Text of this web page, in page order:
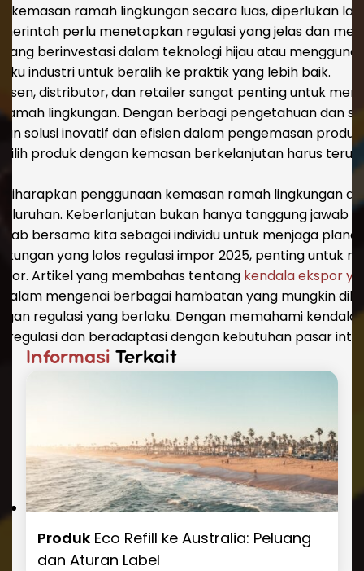
kemasan ramah lingkungan secara luas, diperlukan
perlu menetapkan regulasi yang jelas dan
berinvestasi dalam teknologi hijau atau
industri untuk beralih ke praktik yang lebih baik.
distributor, dan retailer sangat penting untuk
lingkungan. Dengan berbagi pengetahuan dan
solusi inovatif dan efisien dalam pengemasan
produk dengan kemasan berkelanjutan harus terus
penggunaan kemasan ramah lingkungan
Keberlanjutan bukan hanya tanggung jawab
bersama kita sebagai individu untuk menjaga
yang lolos regulasi impor 2025, penting untuk
Artikel yang membahas tentang kendala ekspor
mengenai berbagai hambatan yang mungkin
regulasi yang berlaku. Dengan memahami
dan beradaptasi dengan kebutuhan pasar
Informasi Terkait
Produk Eco Refill ke Australia: Peluang
dan Aturan Label